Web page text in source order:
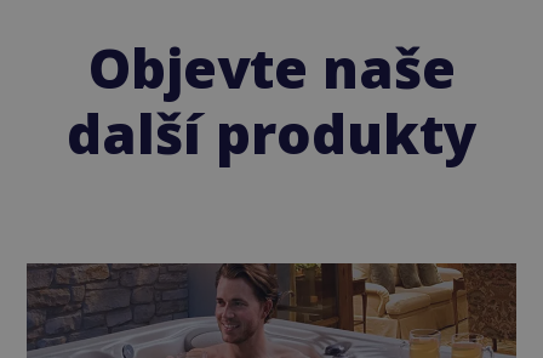
Objevte naše
další produkty